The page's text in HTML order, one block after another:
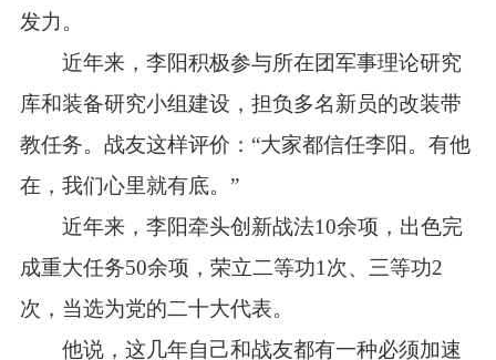
发力。
近年来，李阳积极参与所在团军事理论研究
库和装备研究小组建设，担负多名新员的改装带
教任务。战友这样评价：“大家都信任李阳。有他
在，我们心里就有底。”
近年来，李阳牵头创新战法10余项，出色完
成重大任务50余项，荣立二等功1次、三等功2
次，当选为党的二十大代表。
他说，这几年自己和战友都有一种必须加速